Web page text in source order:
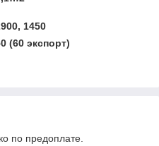
1450
(60 экспорт)
по предоплате.